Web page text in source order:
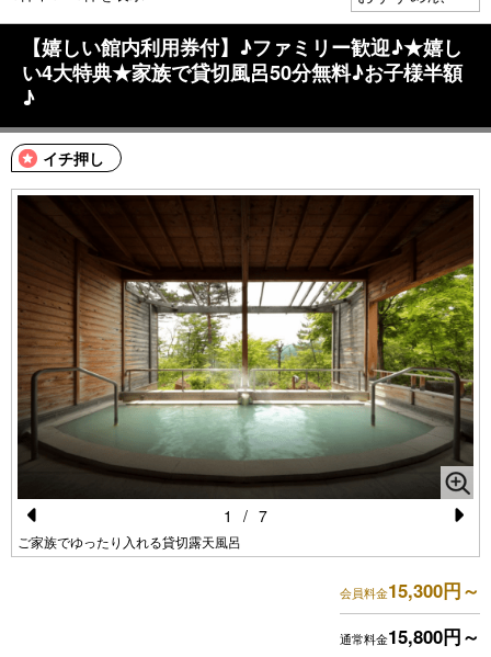
【嬉しい館内利用券付】♪ファミリー歓迎♪★嬉し
い4大特典★家族で貸切風呂50分無料♪お子様半額
♪
イチ押し
Pr
ご家族でゆったり入れる貸切露天風呂
e
xt
1 / 7
会員料金15,300円～
通常料金15,800円～